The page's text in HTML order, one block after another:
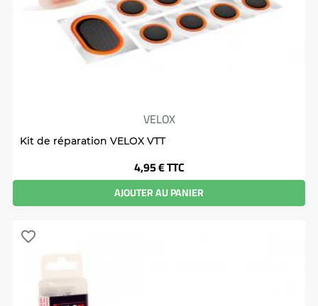
VELOX
Kit de réparation VELOX VTT
Prix
4,95 €TTC
AJOUTER AU PANIER
favorite_border